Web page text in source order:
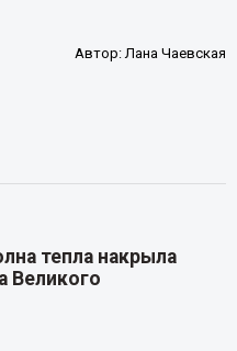
Автор: Лана Чаевская
тепла накрыла
Великого